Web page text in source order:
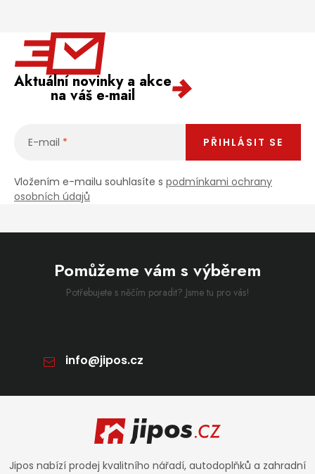
Aktuální novinky a akce
na váš e-mail
E-mail
Vložením e-mailu souhlasíte s podmínkami ochrany
osobních údajů
PŘIHLÁSIT SE
Pomůžeme vám s výběrem
Potřebujete s něčím poradit? Jsme tu pro vás!
info@jipos.cz
Zápatí
Jipos nabízí prodej kvalitního nářadí, autodoplňků a zahradní